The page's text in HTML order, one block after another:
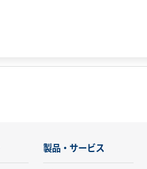
製品・サービス